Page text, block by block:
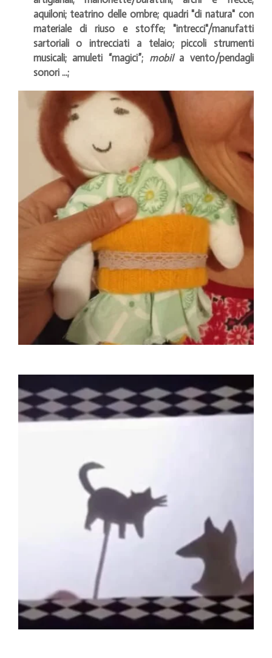
aquiloni; teatrino delle ombre; quadri "di natura" con
materiale di riuso e stoffe; "intrecci"/manufatti
sartoriali o intrecciati a telaio; piccoli strumenti
musicali; amuleti “magici”; mobila vento/pendagli
sonori ...;